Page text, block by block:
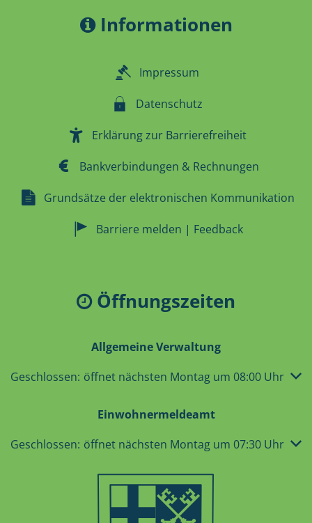
Informationen
Impressum
Datenschutz
Erklärung zur Barrierefreiheit
Bankverbindungen & Rechnungen
Grundsätze der elektronischen Kommunikation
Barriere melden | Feedback
Öffnungszeiten
Allgemeine Verwaltung
Klicken, um weitere Öffnungs- oder Schließzeiten
Geschlossen: öffnet nächsten Montag um 08:00 Uhr
Einwohnermeldeamt
Klicken, um weitere Öffnungs- oder Schließzeiten
Geschlossen: öffnet nächsten Montag um 07:30 Uhr